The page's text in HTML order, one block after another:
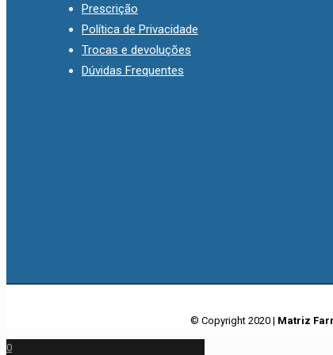
Prescrição
Política de Privacidade
Trocas e devoluções
Dúvidas Frequentes
© Copyright 2020 | Matriz
0